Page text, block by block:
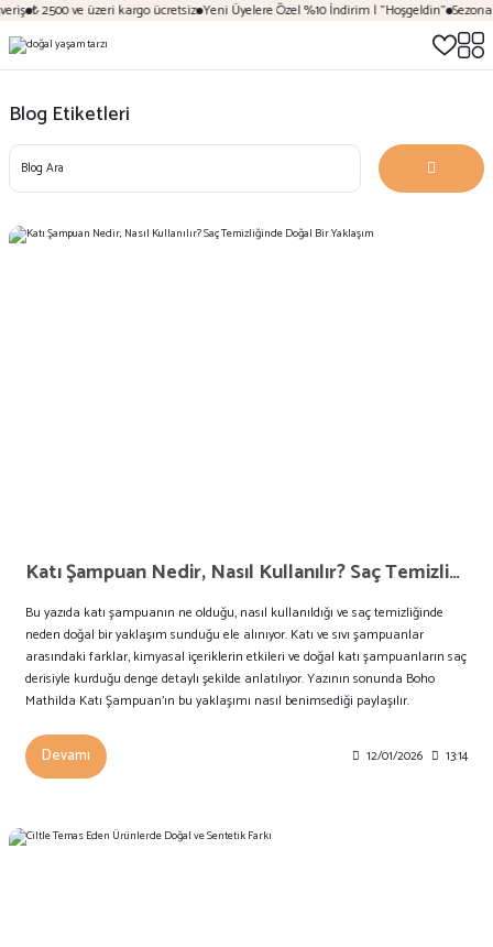
₺ 2500 ve üzeri kargo ücretsiz Yeni Üyelere Özel %10 İndirim | "Hoşgeldin" Sezona
Blog Etiketleri
Katı Şampuan Nedir, Nasıl Kullanılır? Saç Temizliğinde Doğal Bir Yaklaşım
Bu yazıda katı şampuanın ne olduğu, nasıl kullanıldığı ve saç temizliğinde
neden doğal bir yaklaşım sunduğu ele alınıyor. Katı ve sıvı şampuanlar
arasındaki farklar, kimyasal içeriklerin etkileri ve doğal katı şampuanların saç
derisiyle kurduğu denge detaylı şekilde anlatılıyor. Yazının sonunda Boho
Mathilda Katı Şampuan’ın bu yaklaşımı nasıl benimsediği paylaşılır.
Devamı 12/01/2026 13:14